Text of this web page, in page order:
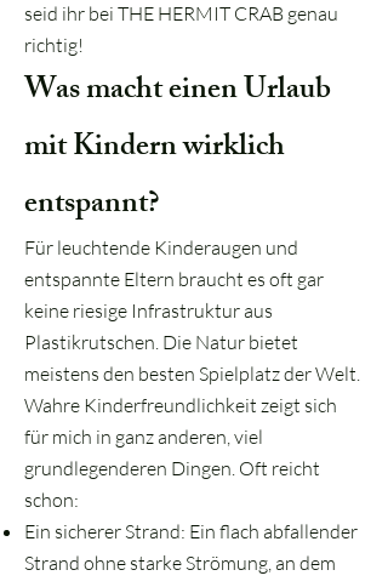
seid ihr bei THE HERMIT CRAB genau
richtig!
Was macht einen Urlaub
mit Kindern wirklich
entspannt?
Für leuchtende Kinderaugen und
entspannte Eltern braucht es oft gar
keine riesige Infrastruktur aus
Plastikrutschen. Die Natur bietet
meistens den besten Spielplatz der Welt.
Wahre Kinderfreundlichkeit zeigt sich
für mich in ganz anderen, viel
grundlegenderen Dingen. Oft reicht
schon:
Ein sicherer Strand: Ein flach abfallender
Strand ohne starke Strömung, an dem